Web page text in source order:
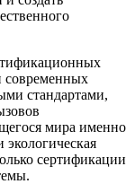
современных
стандартами,
мира именно
сертификации